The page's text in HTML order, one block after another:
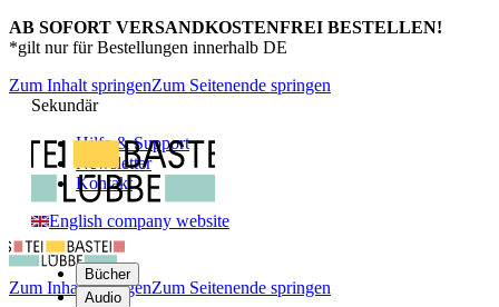
AB SOFORT VERSANDKOSTENFREI BESTELLEN!
*gilt nur für Bestellungen innerhalb DE
Zum Inhalt springenZum Seitenende springen
Sekundär
Hilfe & Support
Newsletter
Kontakt
English company website
Bücher
Audio
Zum Inhalt springenZum Seitenende springen